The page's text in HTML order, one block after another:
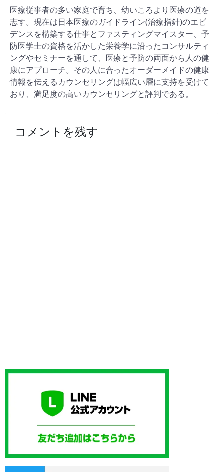
医療従事者の多い家庭で育ち、幼いころより医療の道を
志す。現在は日本医療のガイドライン(治療指針)のエビ
デンスを構築する仕事とファスティングマイスター、予
防医学士の資格を活かした栄養学に沿ったコンサルティ
ングやセミナーを通して、医療と予防の両面から人の健
康にアプローチ。その人に合ったオーダーメイドの健康
情報を伝えるカウンセリングは幅広い層に支持を受けて
おり、満足度の高いカウンセリングと評判である。
コメントを残す